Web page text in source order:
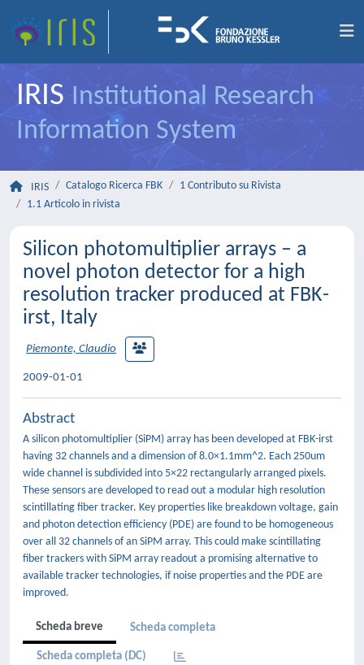
IRIS Institutional Research
Information System
IRIS Catalogo Ricerca FBK
1 Contributo su Rivista
1.1 Articolo in rivista
Silicon photomultiplier arrays – a
novel photon detector for a high
resolution tracker produced at FBK-
irst, Italy
Piemonte, Claudio
2009-01-01
Abstract
A silicon photomultiplier (SiPM) array has been developed at FBK-irst
having 32 channels and a dimension of 8.0×1.1mm^2. Each 250um
wide channel is subdivided into 5×22 rectangularly arranged pixels.
These sensors are developed to read out a modular high resolution
scintillating fiber tracker. Key properties like breakdown voltage, gain
and photon detection efficiency (PDE) are found to be homogeneous
over all 32 channels of an SiPM array. This could make scintillating
fiber trackers with SiPM array readout a promising alternative to
available tracker technologies, if noise properties and the PDE are
improved.
Scheda breve Scheda completa
Scheda completa (DC)